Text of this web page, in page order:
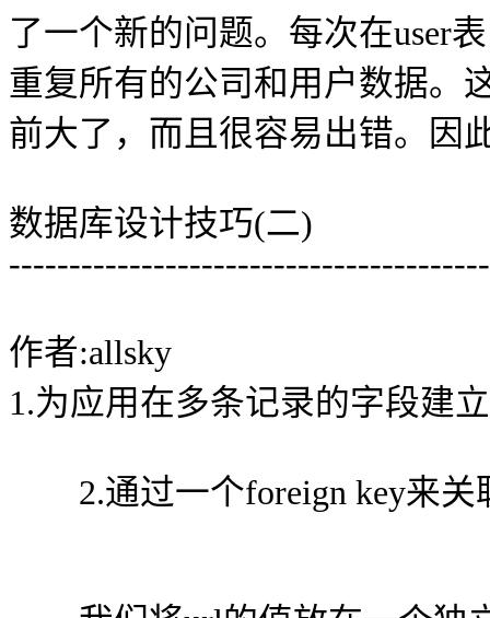
了一个新的问题。每次在user
重复所有的公司和用户数据。
前大了，而且很容易出错。因
数据库设计技巧(二)
作者:allsky
1.为应用在多条记录的字段建
2.通过一个foreign key来关